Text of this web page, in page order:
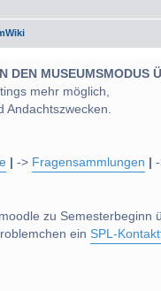
DEN MUSEUMSMODUS
mehr möglich,
Andachtszwecken.
-> Fragensammlungen
zu Semesterbeginn
ein SPL-